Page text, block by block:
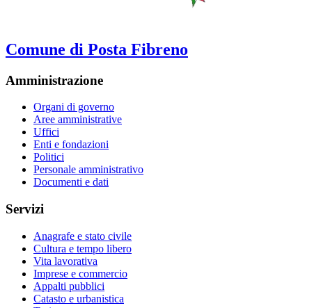
Comune di Posta Fibreno
Amministrazione
Organi di governo
Aree amministrative
Uffici
Enti e fondazioni
Politici
Personale amministrativo
Documenti e dati
Servizi
Anagrafe e stato civile
Cultura e tempo libero
Vita lavorativa
Imprese e commercio
Appalti pubblici
Catasto e urbanistica